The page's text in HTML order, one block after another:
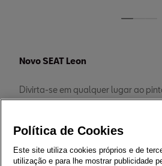
Novo SEAT Leon
Divirta-se em qualquer lugar ao
Formato: PDF
Política de Cookies
Este site utiliza cookies próprios e de
utilização e para lhe mostrar publicidade